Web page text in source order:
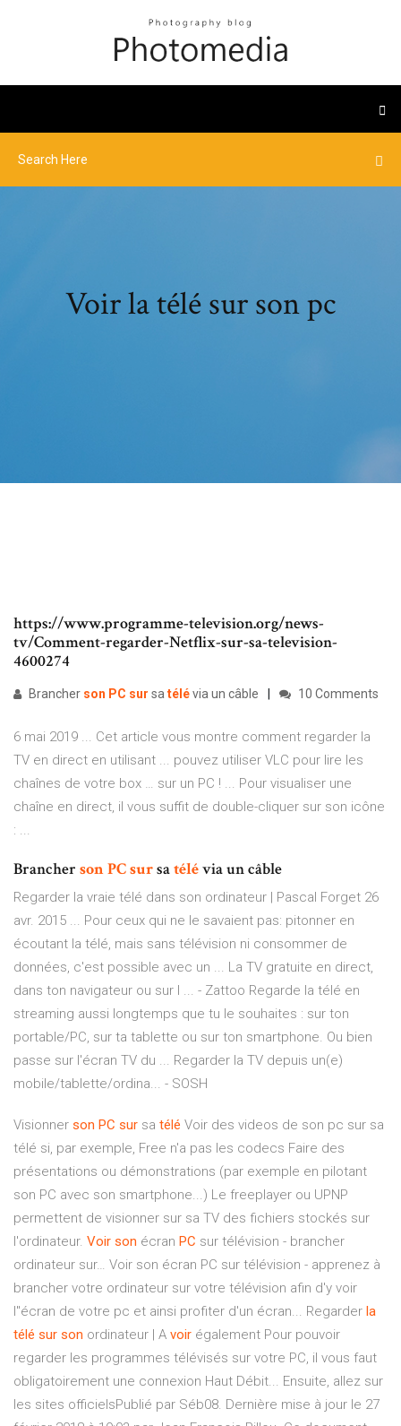
Voir la télé sur son pc
https://www.programme-television.org/news-
tv/Comment-regarder-Netflix-sur-sa-television-
4600274
Brancher son PC sur satélévia un câble 10 Comments
6 mai 2019 ... Cet article vous montre comment regarder la
TV en direct en utilisant ... pouvez utiliser VLC pour lire les
chaînes de votre box … sur un PC ! ... Pour visualiser une
chaîne en direct, il vous suffit de double-cliquer sur son icône
: ...
Brancher sonPCsursatélévia un câble
Regarder la vraie télé dans son ordinateur | Pascal Forget 26
avr. 2015 ... Pour ceux qui ne le savaient pas: pitonner en
écoutant la télé, mais sans télévision ni consommer de
données, c'est possible avec un ... La TV gratuite en direct,
dans ton navigateur ou sur l ... - Zattoo Regarde la télé en
streaming aussi longtemps que tu le souhaites : sur ton
portable/PC, sur ta tablette ou sur ton smartphone. Ou bien
passe sur l'écran TV du ... Regarder la TV depuis un(e)
mobile/tablette/ordina... - SOSH
Visionner son PC sur sa télé Voir des videos de son pc sur sa
télé si, par exemple, Free n'a pas les codecs Faire des
présentations ou démonstrations (par exemple en pilotant
son PC avec son smartphone...) Le freeplayer ou UPNP
permettent de visionner sur sa TV des fichiers stockés sur
l'ordinateur. Voir son écran PC sur télévision - brancher
ordinateur sur… Voir son écran PC sur télévision - apprenez à
brancher votre ordinateur sur votre télévision afin d'y voir
l''écran de votre pc et ainsi profiter d'un écran... Regarder la
télé sur son ordinateur | A voir également Pour pouvoir
regarder les programmes télévisés sur votre PC, il vous faut
obligatoirement une connexion Haut Débit... Ensuite, allez sur
les sites officielsPublié par Séb08. Dernière mise à jour le 27